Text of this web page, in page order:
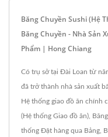
Băng Chuyền Sushi (Hệ
Băng Chuyền - Nhà Sản
Phẩm | Hong Chiang
Có trụ sở tại Đài Loan từ
đã trở thành nhà sản xuất
Hệ thống giao đồ ăn chính
(Hệ thống Giao đồ ăn),
thống Đặt hàng qua Bảng,